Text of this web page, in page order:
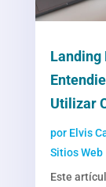
Landing
Utilizar
por Elvis
Sitios Web
Este